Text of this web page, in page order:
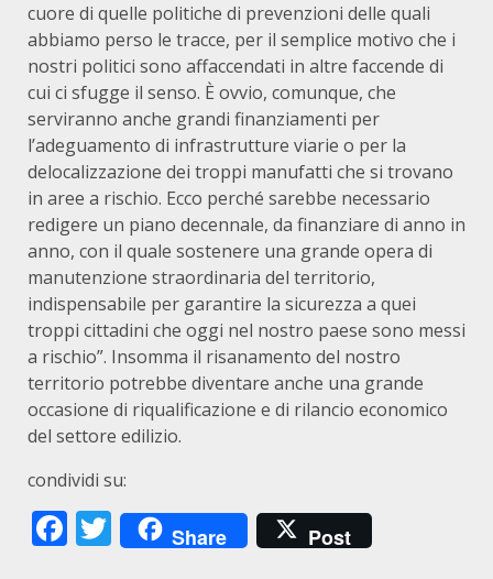
cuore di quelle politiche di prevenzioni delle quali
abbiamo perso le tracce, per il semplice motivo che i
nostri politici sono affaccendati in altre faccende di
cui ci sfugge il senso. È ovvio, comunque, che
serviranno anche grandi finanziamenti per
l’adeguamento di infrastrutture viarie o per la
delocalizzazione dei troppi manufatti che si trovano
in aree a rischio. Ecco perché sarebbe necessario
redigere un piano decennale, da finanziare di anno in
anno, con il quale sostenere una grande opera di
manutenzione straordinaria del territorio,
indispensabile per garantire la sicurezza a quei
troppi cittadini che oggi nel nostro paese sono messi
a rischio”. Insomma il risanamento del nostro
territorio potrebbe diventare anche una grande
occasione di riqualificazione e di rilancio economico
del settore edilizio.
condividi su:
Facebook
Twitter
Share Post